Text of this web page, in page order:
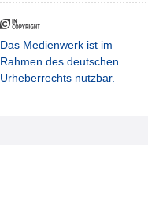
Das Medienwerk ist im
Rahmen des deutschen
Urheberrechts nutzbar.